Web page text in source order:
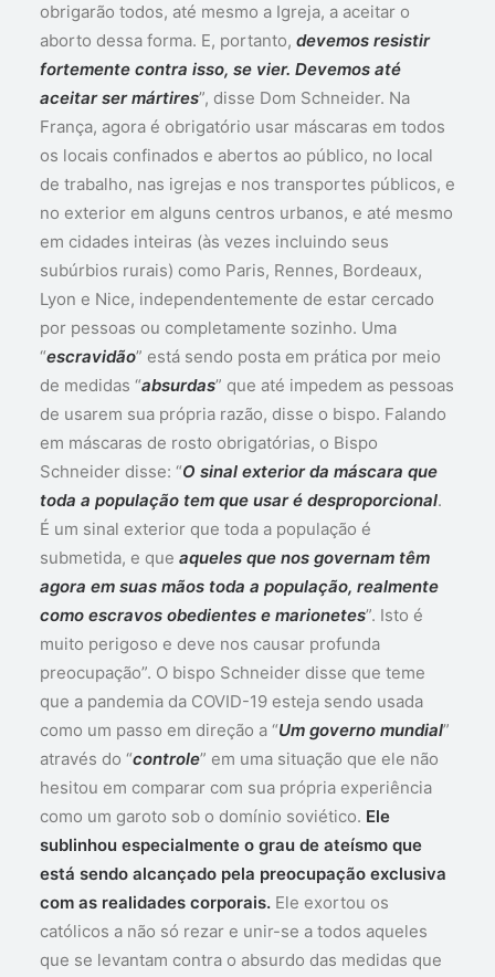
obrigarão todos, até mesmo a Igreja, a aceitar o
aborto dessa forma. E, portanto, devemos resistir
fortemente contra isso, se vier. Devemos até
aceitar ser mártires”, disse Dom Schneider. Na
França, agora é obrigatório usar máscaras em todos
os locais confinados e abertos ao público, no local
de trabalho, nas igrejas e nos transportes públicos, e
no exterior em alguns centros urbanos, e até mesmo
em cidades inteiras (às vezes incluindo seus
subúrbios rurais) como Paris, Rennes, Bordeaux,
Lyon e Nice, independentemente de estar cercado
por pessoas ou completamente sozinho. Uma
“escravidão” está sendo posta em prática por meio
de medidas “absurdas” que até impedem as pessoas
de usarem sua própria razão, disse o bispo. Falando
em máscaras de rosto obrigatórias, o Bispo
Schneider disse: “O sinal exterior da máscara que
toda a população tem que usar é desproporcional.
É um sinal exterior que toda a população é
submetida, e que aqueles que nos governam têm
agora em suas mãos toda a população, realmente
como escravos obedientes e marionetes”. Isto é
muito perigoso e deve nos causar profunda
preocupação”. O bispo Schneider disse que teme
que a pandemia da COVID-19 esteja sendo usada
como um passo em direção a “Um governo mundial”
através do “controle” em uma situação que ele não
hesitou em comparar com sua própria experiência
como um garoto sob o domínio soviético. Ele
sublinhou especialmente o grau de ateísmo que
está sendo alcançado pela preocupação exclusiva
com as realidades corporais. Ele exortou os
católicos a não só rezar e unir-se a todos aqueles
que se levantam contra o absurdo das medidas que